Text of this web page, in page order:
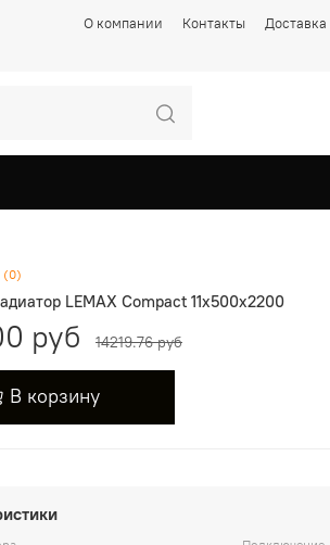
О компании Контакты Доставка
(0)
LEMAX Compact 11х500х2200
руб 14219.76 руб
В корзину